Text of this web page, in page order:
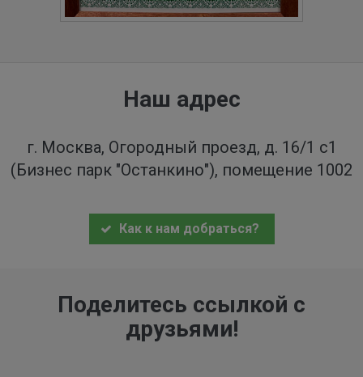
Наш адрес
г. Москва, Огородный проезд, д. 16/1 с1
(Бизнес парк "Останкино"), помещение 1002
Как к нам добраться?
Поделитесь ссылкой с
друзьями!